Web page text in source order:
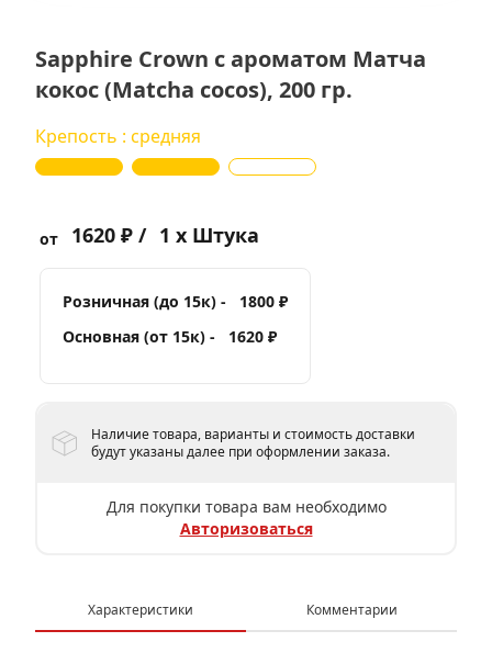
Sapphire Crown с ароматом Матча
кокос (Matcha cocos), 200 гр.
Крепость : средняя
от 1620 ₽ / 1 x Штука
Розничная (до 15к) -
1800 ₽
Основная (от 15к) -
1620 ₽
Наличие товара, варианты и стоимость доставки
будут указаны далее при оформлении заказа.
Для покупки товара вам необходимо
Авторизоваться
Характеристики Комментарии